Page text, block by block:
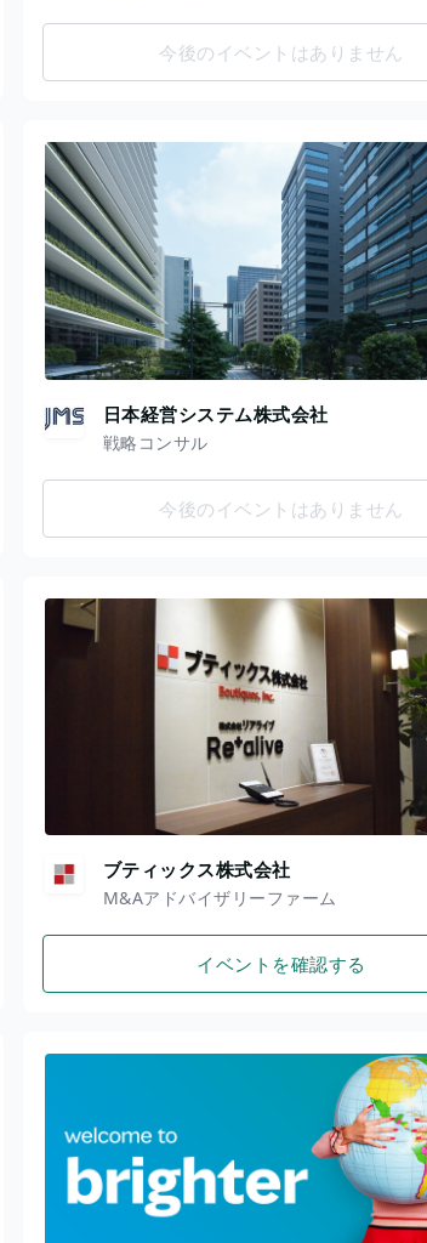
今後のイベントはありません
日本経営システム株式会社
戦略コンサル
今後のイベントはありません
ブティックス株式会社
M&Aアドバイザリーファーム
イベントを確認する